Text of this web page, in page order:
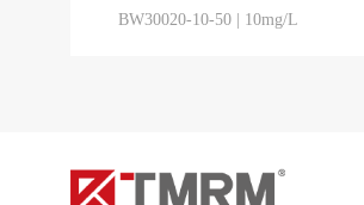
BW30020-10-50 10mg/L